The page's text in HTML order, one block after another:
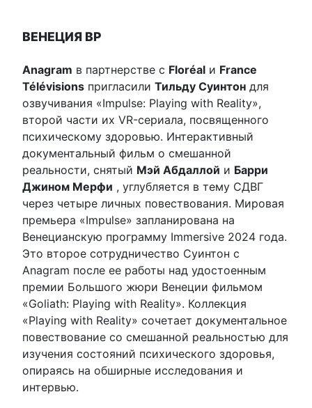
ВЕНЕЦИЯ ВР
Anagram в партнерстве с Floréal и France
Télévisions пригласили Тильду Суинтон для
озвучивания «Impulse: Playing with Reality»,
второй части их VR-сериала, посвященного
психическому здоровью. Интерактивный
документальный фильм о смешанной
реальности, снятый Мэй Абдаллой и Барри
Джином Мерфи , углубляется в тему СДВГ
через четыре личных повествования. Мировая
премьера «Impulse» запланирована на
Венецианскую программу Immersive 2024 года.
Это второе сотрудничество Суинтон с
Anagram после ее работы над удостоенным
премии Большого жюри Венеции фильмом
«Goliath: Playing with Reality». Коллекция
«Playing with Reality» сочетает документальное
повествование со смешанной реальностью для
изучения состояний психического здоровья,
опираясь на обширные исследования и
интервью.